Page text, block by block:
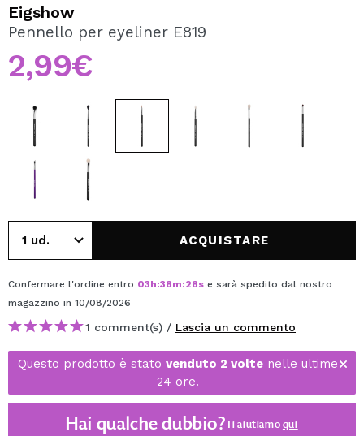
Creando un account su Maquibeauty.it potrai fare i tuoi
acquisti velocemente, controllare lo stato dei tuoi ordini e
consultare le tue operazioni precedenti.
CREARE UN ACCOUNT
Eigshow
Pennello per eyeliner E819
2,99€
ACQUISTARE
Confermare l'ordine entro 03h:38m:28s e sarà spedito dal nostro
magazzino in 10/08/2026
1 comment(s) / Lascia un commento
Questo prodotto è stato venduto 2 volte nelle ultime
24 ore.
Hai qualche dubbio?Ti aiutiamoqui